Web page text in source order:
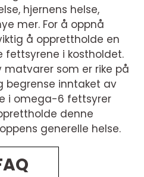
hjernens helse,
mer. For å oppnå
å opprettholde en
fettsyrene i kostholdet.
som er rike på
inntaket av
i omega-6 fettsyrer
denne
generelle helse.